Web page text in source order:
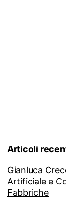
Articoli
Gianluca
Artificiale e
Fabbriche